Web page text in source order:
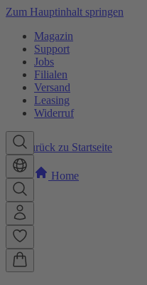
Zum Hauptinhalt springen
Magazin
Support
Jobs
Filialen
Versand
Leasing
Widerruf
Zurück zu Startseite
Home